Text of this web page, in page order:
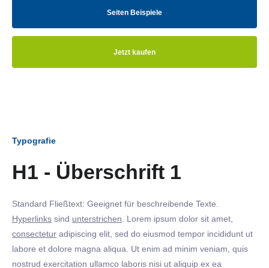
Seiten Beispiele
Jetzt kaufen
Typografie
H1 - Überschrift 1
Standard Fließtext: Geeignet für beschreibende Texte.
Hyperlinks sind unterstrichen . Lorem ipsum dolor sit amet,
consectetur adipiscing elit, sed do eiusmod tempor incididunt ut
labore et dolore magna aliqua. Ut enim ad minim veniam, quis
nostrud exercitation ullamco laboris nisi ut aliquip ex ea